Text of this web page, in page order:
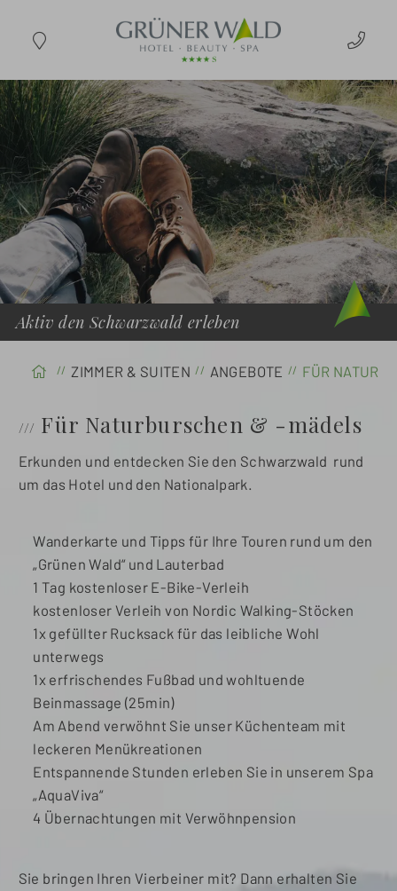
Aktiv den Schwarzwald erleben
ZIMMER & SUITEN ANGEBOTE FÜR
Für Naturburschen & -mädels
Erkunden und entdecken Sie den Schwarzwald rund
um das Hotel und den Nationalpark.
Wanderkarte und Tipps für Ihre Touren rund um den
„Grünen Wald“ und Lauterbad
1 Tag kostenloser E-Bike-Verleih
kostenloser Verleih von Nordic Walking-Stöcken
1x gefüllter Rucksack für das leibliche Wohl
unterwegs
1x erfrischendes Fußbad und wohltuende
Beinmassage (25min)
Am Abend verwöhnt Sie unser Küchenteam mit
leckeren Menükreationen
Entspannende Stunden erleben Sie in unserem Spa
„AquaViva“
4 Übernachtungen mit Verwöhnpension
Sie bringen Ihren Vierbeiner mit? Dann erhalten Sie